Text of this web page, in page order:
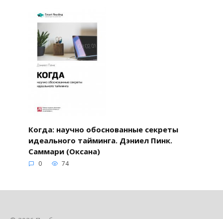
Когда: научно обоснованные секреты
идеального тайминга. Дэниел Пинк.
Саммари (Оксана)
0 74